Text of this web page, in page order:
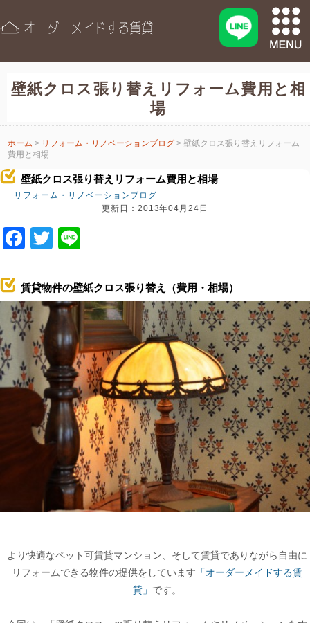
壁紙クロス張り替えリフォーム費用と相
場
ホーム > リフォーム・リノベーションブログ > 壁紙クロス張り替えリフォーム
費用と相場
壁紙クロス張り替えリフォーム費用と相場
リフォーム・リノベーションブログ
更新日：2013年04月24日
F
c
e
b
o
o
k
T
tt
er
e
賃貸物件の壁紙クロス張り替え（費用・相場）
より快適なペット可賃貸マンション、そして賃貸でありながら自由に
リフォームできる物件の提供をしています 「オーダーメイドする賃
貸」 です。